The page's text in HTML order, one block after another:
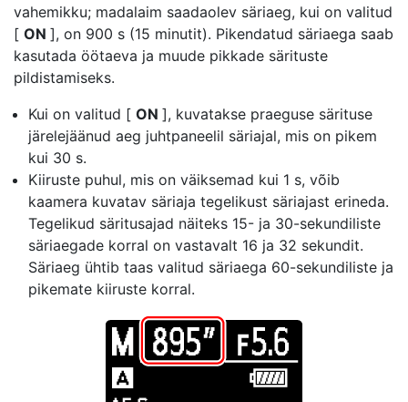
vahemikku; madalaim saadaolev säriaeg, kui on valitud
[ ON ], on 900 s (15 minutit). Pikendatud säriaega saab
kasutada öötaeva ja muude pikkade särituste
pildistamiseks.
Kui on valitud [ ON ], kuvatakse praeguse särituse
järelejäänud aeg juhtpaneelil säriajal, mis on pikem
kui 30 s.
Kiiruste puhul, mis on väiksemad kui 1 s, võib
kaamera kuvatav säriaja tegelikust säriajast erineda.
Tegelikud säritusajad näiteks 15- ja 30-sekundiliste
säriaegade korral on vastavalt 16 ja 32 sekundit.
Säriaeg ühtib taas valitud säriaega 60-sekundiliste ja
pikemate kiiruste korral.